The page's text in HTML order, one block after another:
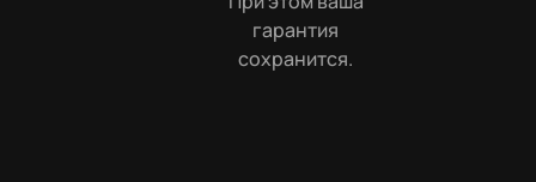
гарантия
сохранится.